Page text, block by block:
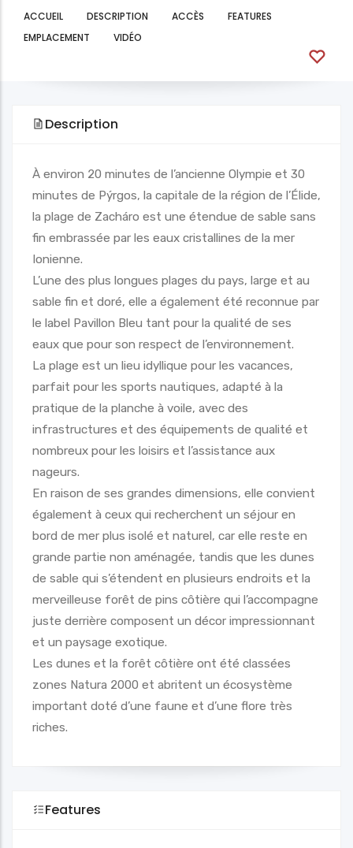
ACCUEIL DESCRIPTION ACCÈS
FEATURES
EMPLACEMENT
VIDÉO
Description
À environ 20 minutes de l’ancienne Olympie et 30
minutes de Pýrgos, la capitale de la région de l’Élide,
la plage de Zacháro est une étendue de sable sans
fin embrassée par les eaux cristallines de la mer
Ionienne.
L’une des plus longues plages du pays, large et au
sable fin et doré, elle a également été reconnue par
le label Pavillon Bleu tant pour la qualité de ses
eaux que pour son respect de l’environnement.
La plage est un lieu idyllique pour les vacances,
parfait pour les sports nautiques, adapté à la
pratique de la planche à voile, avec des
infrastructures et des équipements de qualité et
nombreux pour les loisirs et l’assistance aux
nageurs.
En raison de ses grandes dimensions, elle convient
également à ceux qui recherchent un séjour en
bord de mer plus isolé et naturel, car elle reste en
grande partie non aménagée, tandis que les dunes
de sable qui s’étendent en plusieurs endroits et la
merveilleuse forêt de pins côtière qui l’accompagne
juste derrière composent un décor impressionnant
et un paysage exotique.
Les dunes et la forêt côtière ont été classées
zones Natura 2000 et abritent un écosystème
important doté d’une faune et d’une flore très
riches.
Features